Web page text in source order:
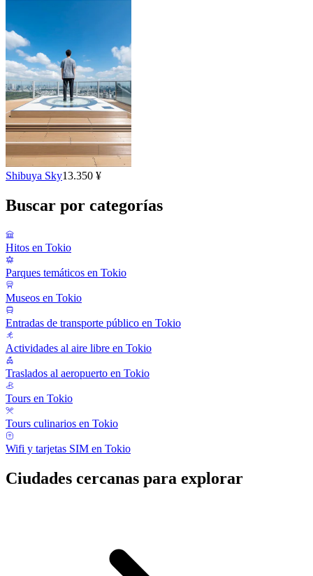
Shibuya Sky13.350 ¥
Buscar por categorías
Hitos en Tokio
Parques temáticos en Tokio
Museos en Tokio
Entradas de transporte público en Tokio
Actividades al aire libre en Tokio
Traslados al aeropuerto en Tokio
Tours en Tokio
Tours culinarios en Tokio
Wifi y tarjetas SIM en Tokio
Ciudades cercanas para explorar